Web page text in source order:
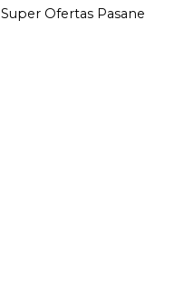
Super Ofertas Pasane